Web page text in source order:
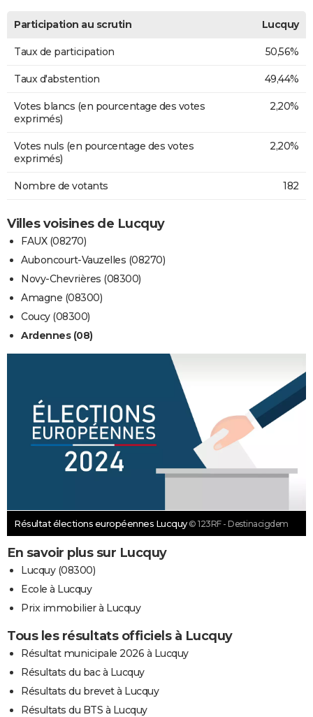
Participation au scrutin Lucquy
Taux de participation 50,56%
Taux d'abstention 49,44%
Votes blancs (en pourcentage des votes
exprimés)
2,20%
Votes nuls (en pourcentage des votes
exprimés)
2,20%
Nombre de votants 182
Villes voisines de Lucquy
FAUX (08270)
Auboncourt-Vauzelles (08270)
Novy-Chevrières (08300)
Amagne (08300)
Coucy (08300)
Ardennes (08)
Résultat élections européennes Lucquy © 123RF - Destinacigdem
En savoir plus sur Lucquy
Lucquy (08300)
Ecole à Lucquy
Prix immobilier à Lucquy
Tous les résultats officiels à Lucquy
Résultat municipale 2026 à Lucquy
Résultats du bac à Lucquy
Résultats du brevet à Lucquy
Résultats du BTS à Lucquy